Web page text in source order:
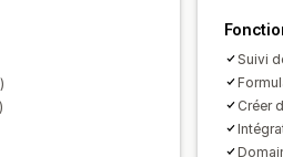
Suivi
Créer